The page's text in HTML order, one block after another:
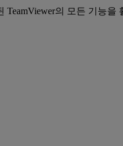
TeamViewer의 모든 기능을